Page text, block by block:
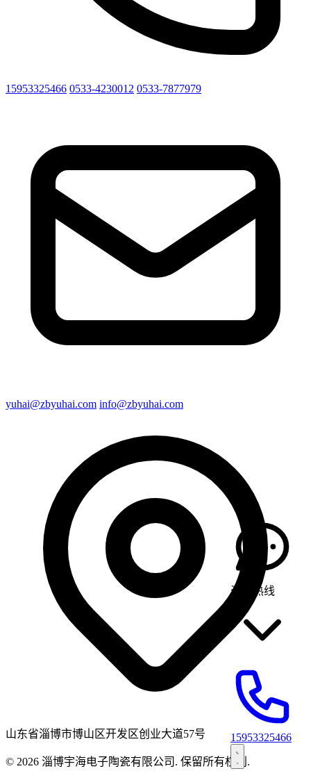
15953325466 0533-4230012 0533-7877979
yuhai@zbyuhai.com info@zbyuhai.com
山东省淄博市博山区开发区创业大道57号
© 2026 淄博宇海电子陶瓷有限公司. 保留所有权利.
咨询热线
15953325466